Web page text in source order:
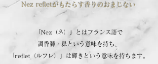
Nez refletがもたらす香りのおまじない
「Nez（ネ）」とはフランス語で
調香師・鼻という意味を持ち、
「reflet（ルフレ）」は輝きという意味を持ちます。